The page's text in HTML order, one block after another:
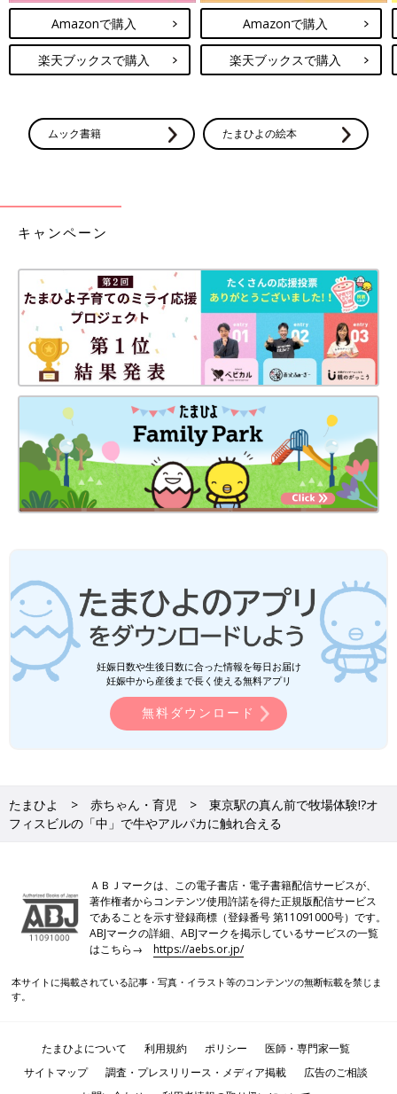
・子どもも釘づけ！全国から厳選『クラゲ』に会える水族館5選
Amazonで購入
楽天ブックスで購入
Amazonで購入
楽天ブックスで購入
ムック書籍 たまひよの絵本
キャンペーン
妊娠日数や生後日数に合った情報を毎日お届け
妊娠中から産後まで長く使える無料アプリ
無料ダウンロード
たまひよ 赤ちゃん・育児
東京駅の真ん前で牧場体験!?オ
フィスビルの「中」で牛やアルパカに触れ合える
ＡＢＪマークは、この電子書店・電子書籍配信サービスが、
著作権者からコンテンツ使用許諾を得た正規版配信サービス
であることを示す登録商標（登録番号 第11091000号）です。
ABJマークの詳細、ABJマークを掲示しているサービスの一覧
はこちら→https://aebs.or.jp/
本サイトに掲載されている記事・写真・イラスト等のコンテンツの無断転載を禁じま
す。
たまひよについて 利用規約 ポリシー
医師・専門家一覧
サイトマップ
調査・プレスリリース・メディア掲載
広告のご相談